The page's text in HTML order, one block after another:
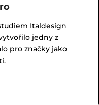
Italdesign
jedny z
pro značky jako